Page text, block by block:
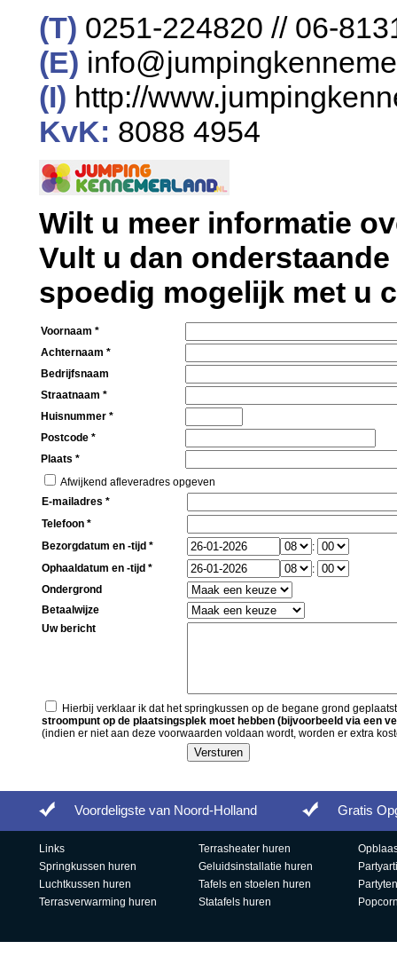
(T) 0251-224820 // 06-
(E)
(I) http://
KvK: 8088 4954
Wilt u meer informatie
Vult u dan
spoedig mogelijk met u
Voornaam *
Achternaam *
Bedrijfsnaam
Straatnaam *
Huisnummer *
Postcode *
Plaats *
Afwijkend afleveradres opgeven
E-mailadres *
Telefoon *
Bezorgdatum en -tijd *
:
Ophaaldatum en -tijd *
:
Ondergrond
Betaalwijze
Uw bericht
Hierbij verklaar ik dat het springkussen op de begane grond
stroompunt op de plaatsingsplek moet hebben (bijvoorbeeld via een
(indien er niet aan deze voorwaarden voldaan wordt, worden er extra
Voordeligste van Noord-Holland Gratis
Links
Springkussen huren
Luchtkussen huren
Terrasverwarming huren
Terrasheater huren
Geluidsinstallatie huren
Tafels en stoelen huren
Statafels huren